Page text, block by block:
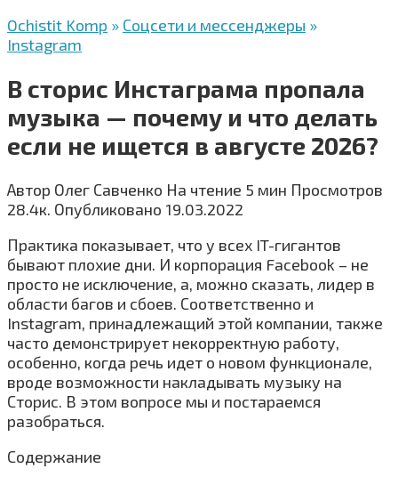
Ochistit Komp » Соцсети и мессенджеры »
Instagram
В сторис Инстаграма пропала
музыка — почему и что делать
если не ищется в августе 2026?
Автор Олег Савченко На чтение 5 мин Просмотров
28.4к. Опубликовано 19.03.2022
Практика показывает, что у всех IT-гигантов
бывают плохие дни. И корпорация Facebook – не
просто не исключение, а, можно сказать, лидер в
области багов и сбоев. Соответственно и
Instagram, принадлежащий этой компании, также
часто демонстрирует некорректную работу,
особенно, когда речь идет о новом функционале,
вроде возможности накладывать музыку на
Сторис. В этом вопросе мы и постараемся
разобраться.
Содержание